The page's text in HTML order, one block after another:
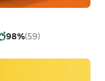
98%(59)